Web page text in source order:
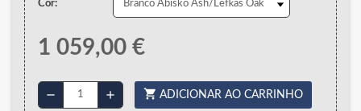
Cor:
1 059,00 €
remove add shopping_cart ADICIONAR AO CARRINHO